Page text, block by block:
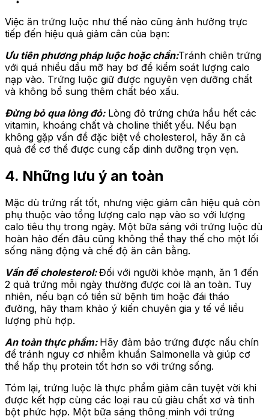
Việc ăn trứng luộc như thế nào cũng ảnh hưởng trực
tiếp đến hiệu quả giảm cân của bạn:
Ưu tiên phương pháp luộc hoặc chần:Tránh chiên trứng
với quá nhiều dầu mỡ hay bơ để kiểm soát lượng calo
nạp vào. Trứng luộc giữ được nguyên vẹn dưỡng chất
và không bổ sung thêm chất béo xấu.
Đừng bỏ qua lòng đỏ:Lòng đỏ trứng chứa hầu hết các
vitamin, khoáng chất và choline thiết yếu. Nếu bạn
không gặp vấn đề đặc biệt về cholesterol, hãy ăn cả
quả để cơ thể được cung cấp dinh dưỡng trọn vẹn.
4. Những lưu ý an toàn
Mặc dù trứng rất tốt, nhưng việc giảm cân hiệu quả còn
phụ thuộc vào tổng lượng calo nạp vào so với lượng
calo tiêu thụ trong ngày. Một bữa sáng với trứng luộc dù
hoàn hảo đến đâu cũng không thể thay thế cho một lối
sống năng động và chế độ ăn cân bằng.
Vấn đề cholesterol:Đối với người khỏe mạnh, ăn 1 đến
2 quả trứng mỗi ngày thường được coi là an toàn. Tuy
nhiên, nếu bạn có tiền sử bệnh tim hoặc đái tháo
đường, hãy tham khảo ý kiến chuyên gia y tế về liều
lượng phù hợp.
An toàn thực phẩm: Hãy đảm bảo trứng được nấu chín
để tránh nguy cơ nhiễm khuẩn Salmonella và giúp cơ
thể hấp thụ protein tốt hơn so với trứng sống.
Tóm lại, trứng luộc là thực phẩm giảm cân tuyệt vời khi
được kết hợp cùng các loại rau củ giàu chất xơ và tinh
bột phức hợp. Một bữa sáng thông minh với trứng